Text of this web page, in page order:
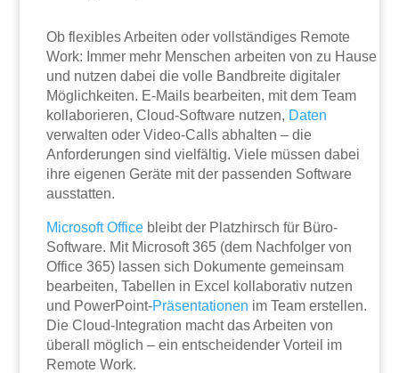
Ob flexibles Arbeiten oder vollständiges Remote
Work: Immer mehr Menschen arbeiten von zu Hause
und nutzen dabei die volle Bandbreite digitaler
Möglichkeiten. E-Mails bearbeiten, mit dem Team
kollaborieren, Cloud-Software nutzen, Daten
verwalten oder Video-Calls abhalten – die
Anforderungen sind vielfältig. Viele müssen dabei
ihre eigenen Geräte mit der passenden Software
ausstatten.
Microsoft Office bleibt der Platzhirsch für Büro-
Software. Mit Microsoft 365 (dem Nachfolger von
Office 365) lassen sich Dokumente gemeinsam
bearbeiten, Tabellen in Excel kollaborativ nutzen
und PowerPoint-Präsentationen im Team erstellen.
Die Cloud-Integration macht das Arbeiten von
überall möglich – ein entscheidender Vorteil im
Remote Work.